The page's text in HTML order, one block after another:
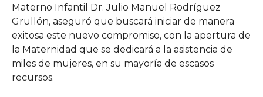
Materno Infantil Dr. Julio Manuel Rodríguez
Grullón, aseguró que buscará iniciar de manera
exitosa este nuevo compromiso, con la apertura de
la Maternidad que se dedicará a la asistencia de
miles de mujeres, en su mayoría de escasos
recursos.